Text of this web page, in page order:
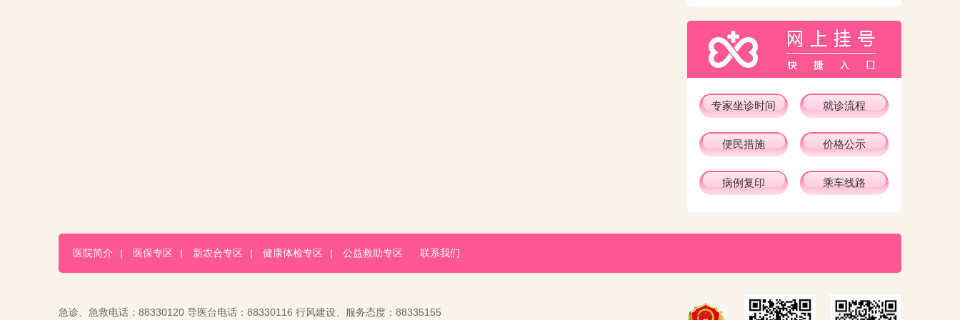
专家坐诊时间 就诊流程
便民措施 价格公示
病例复印 乘车线路
医院简介 | 医保专区 | 新农合专区 | 健康体检专区 | 公益救助专区 联系我们
急诊、急救电话：88330120 导医台电话：88330116 行风建设、服务态度：88335155